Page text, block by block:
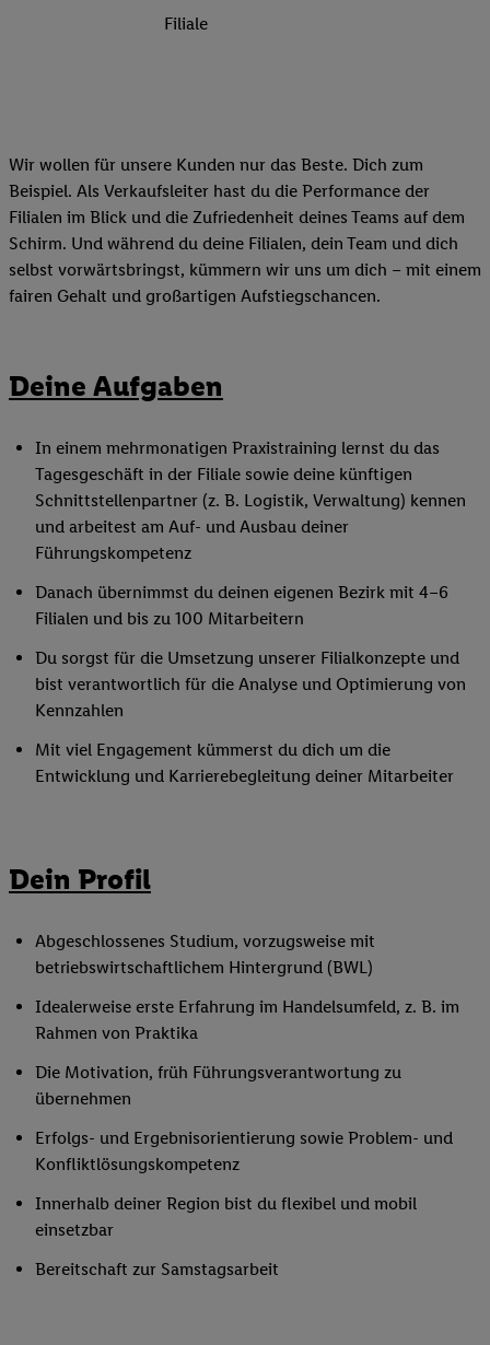
Filiale
Wir wollen für unsere Kunden nur das Beste. Dich zum
Beispiel. Als Verkaufsleiter hast du die Performance der
Filialen im Blick und die Zufriedenheit deines Teams auf dem
Schirm. Und während du deine Filialen, dein Team und dich
selbst vorwärtsbringst, kümmern wir uns um dich – mit einem
fairen Gehalt und großartigen Aufstiegschancen.
Deine Aufgaben
In einem mehrmonatigen Praxistraining lernst du das
Tagesgeschäft in der Filiale sowie deine künftigen
Schnittstellenpartner (z. B. Logistik, Verwaltung) kennen
und arbeitest am Auf- und Ausbau deiner
Führungskompetenz
Danach übernimmst du deinen eigenen Bezirk mit 4–6
Filialen und bis zu 100 Mitarbeitern
Du sorgst für die Umsetzung unserer Filialkonzepte und
bist verantwortlich für die Analyse und Optimierung von
Kennzahlen
Mit viel Engagement kümmerst du dich um die
Entwicklung und Karrierebegleitung deiner Mitarbeiter
Dein Profil
Abgeschlossenes Studium, vorzugsweise mit
betriebswirtschaftlichem Hintergrund (BWL)
Idealerweise erste Erfahrung im Handelsumfeld, z. B. im
Rahmen von Praktika
Die Motivation, früh Führungsverantwortung zu
übernehmen
Erfolgs- und Ergebnisorientierung sowie Problem- und
Konfliktlösungskompetenz
Innerhalb deiner Region bist du flexibel und mobil
einsetzbar
Bereitschaft zur Samstagsarbeit